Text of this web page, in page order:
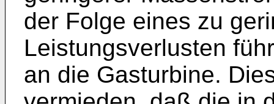
der Folge eines zu
Leistungsverlusten
an die Gasturbine.